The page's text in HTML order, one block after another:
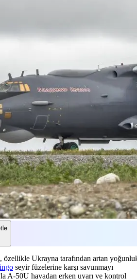
Ukrayna tarafından artan
seyir füzelerine karşı savunmayı
A-50U havadan erken uyarı ve kontrol